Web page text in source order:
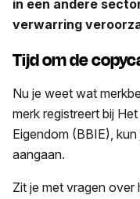
in een andere
verwarring
Tijd om de
Nu je weet wat
merk registreert bij
Eigendom (BBIE),
aangaan.
Zit je met vragen over